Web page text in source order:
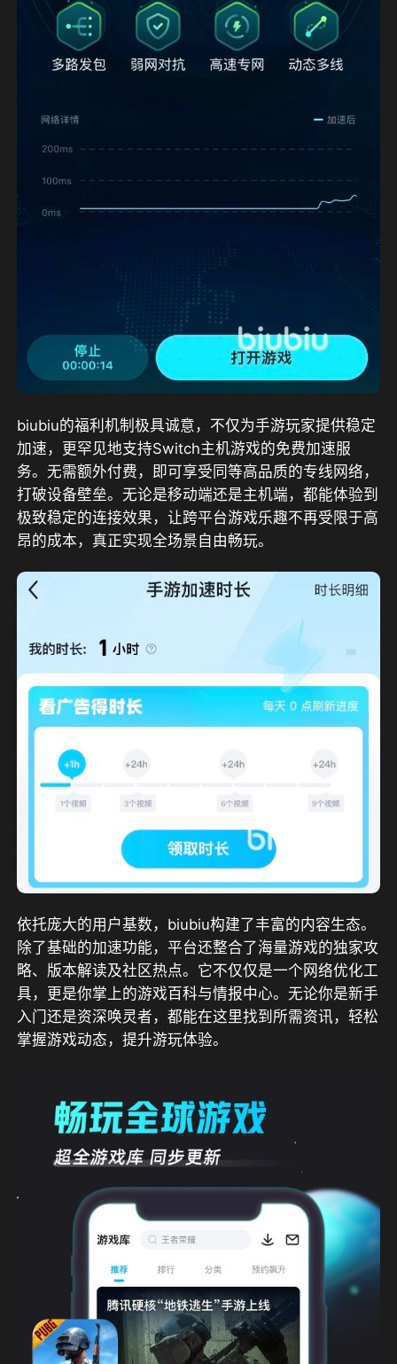
biubiu的福利机制极具诚意，不仅为手游玩家提供稳定
加速，更罕见地支持Switch主机游戏的免费加速服
务。无需额外付费，即可享受同等高品质的专线网络，
打破设备壁垒。无论是移动端还是主机端，都能体验到
极致稳定的连接效果，让跨平台游戏乐趣不再受限于高
昂的成本，真正实现全场景自由畅玩。
依托庞大的用户基数，biubiu构建了丰富的内容生态。
除了基础的加速功能，平台还整合了海量游戏的独家攻
略、版本解读及社区热点。它不仅仅是一个网络优化工
具，更是你掌上的游戏百科与情报中心。无论你是新手
入门还是资深唤灵者，都能在这里找到所需资讯，轻松
掌握游戏动态，提升游玩体验。